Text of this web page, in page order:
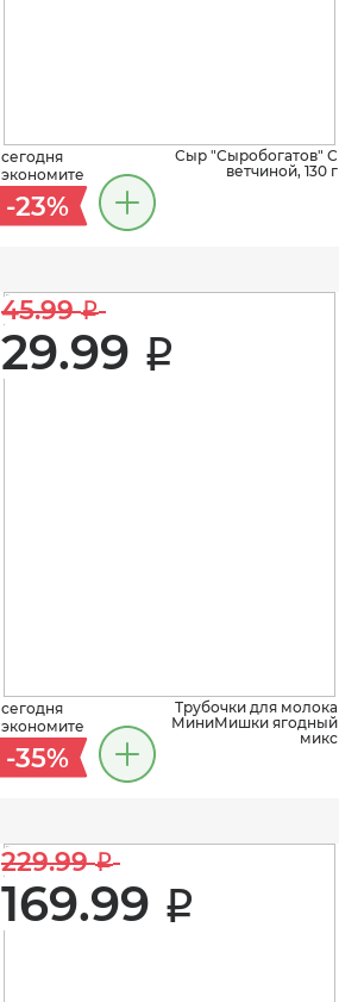
сегодня
экономите
-23%
Сыр "Сыробогатов" С
ветчиной, 130 г
45.99 i
29.99 i
сегодня
экономите
-35%
Трубочки для молока
МиниМишки ягодный
микс
229.99 i
169.99 i